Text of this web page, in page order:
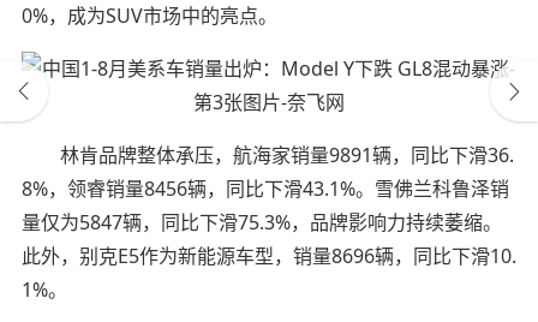
0%，成为SUV市场中的亮点。
林肯品牌整体承压，航海家销量9891辆，同比下滑36.
8%，领睿销量8456辆，同比下滑43.1%。雪佛兰科鲁泽销
量仅为5847辆，同比下滑75.3%，品牌影响力持续萎缩。
此外，别克E5作为新能源车型，销量8696辆，同比下滑10.
1%。